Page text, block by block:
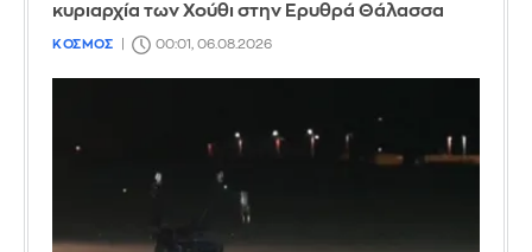
κυριαρχία των Χούθι στην Ερυθρά Θάλασσα
ΚΟΣΜΟΣ 00:01, 06.08.2026